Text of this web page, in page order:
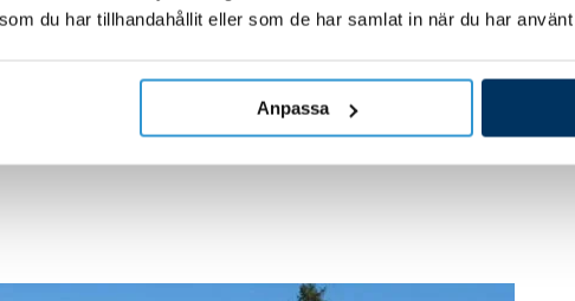
du har tillhandahållit eller som de har samlat in när du har
Anpassa